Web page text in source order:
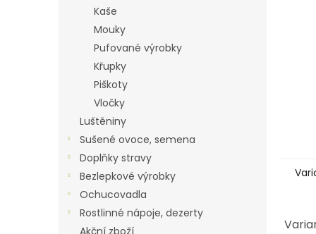
Kaše
Mouky
Pufované výrobky
Křupky
Piškoty
Vločky
Luštěniny
Sušené ovoce, semena
Doplňky stravy
Bezlepkové výrobky
Ochucovadla
Rostlinné nápoje, dezerty
Akční zboží